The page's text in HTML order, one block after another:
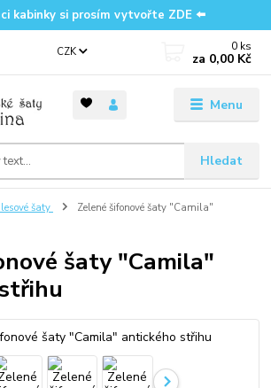
kabinky si prosím vytvořte ZDE ⬅️
Menu
CZK
Hledat
0 ks
za 0,00 Kč
šaty
Zelené šifonové šaty "Camila"
šaty "Camila"